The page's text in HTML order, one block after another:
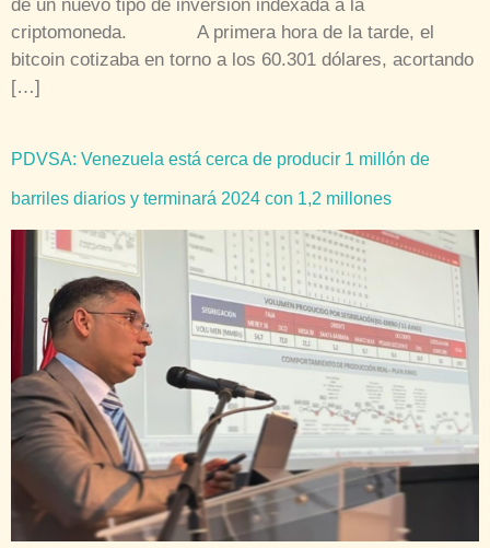
de un nuevo tipo de inversión indexada a la
criptomoneda. A primera hora de la tarde, el
bitcoin cotizaba en torno a los 60.301 dólares, acortando
[…]
PDVSA: Venezuela está cerca de producir 1 millón de
barriles diarios y terminará 2024 con 1,2 millones